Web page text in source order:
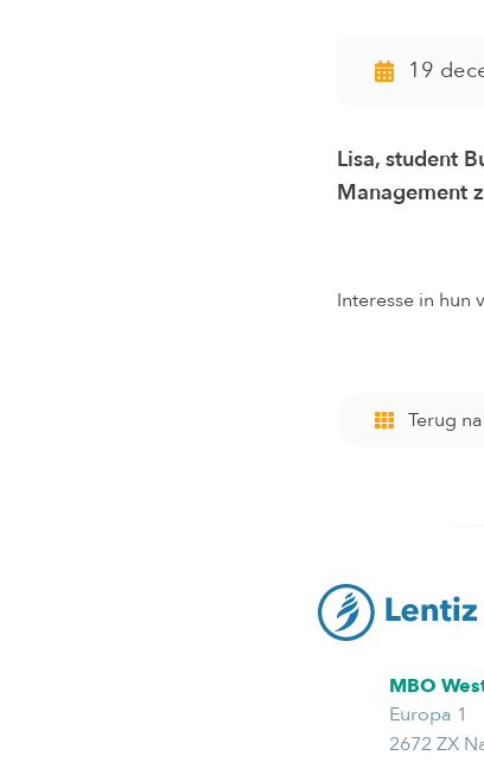
19
Lisa, student
Management
Interesse in hun
Terug
MBO
Europa 1
2672 ZX